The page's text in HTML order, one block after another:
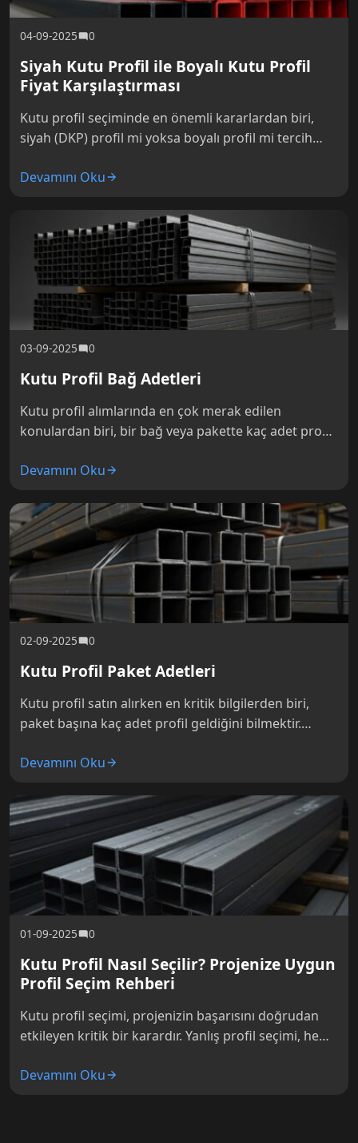
04-09-2025 0
Siyah Kutu Profil ile Boyalı Kutu Profil
Fiyat Karşılaştırması
Kutu profil seçiminde en önemli kararlardan biri,
siyah (DKP) profil mi yoksa boyalı profil mi tercih
maliyetini hem de…
Devamını Oku
03-09-2025 0
Kutu Profil Bağ Adetleri
Kutu profil alımlarında en çok merak edilen
konulardan biri, bir bağ veya pakette kaç adet profil
malzeme siparişi vermek, depolama…
Devamını Oku
02-09-2025 0
Kutu Profil Paket Adetleri
Kutu profil satın alırken en kritik bilgilerden biri,
paket başına kaç adet profil geldiğini bilmektir.
depolama alanı planlamanın, nakliye…
Devamını Oku
01-09-2025 0
Kutu Profil Nasıl Seçilir? Projenize Uygun
Profil Seçim Rehberi
Kutu profil seçimi, projenizin başarısını doğrudan
etkileyen kritik bir karardır. Yanlış profil seçimi, hem
artışlarına yol açabilir. Doğru ölçü,…
Devamını Oku